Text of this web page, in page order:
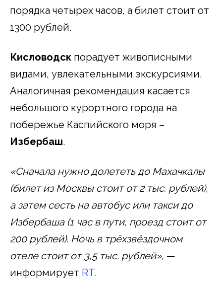
порядка четырех часов, а билет стоит от
1300 рублей.
Кисловодск порадует живописными
видами, увлекательными экскурсиями.
Аналогичная рекомендация касается
небольшого курортного города на
побережье Каспийского моря –
Избербаш.
«Сначала нужно долететь до Махачкалы
(билет из Москвы стоит от 2 тыс. рублей),
а затем сесть на автобус или такси до
Избербаша (1 час в пути, проезд стоит от
200 рублей). Ночь в трёхзвёздочном
отеле стоит от 3,5 тыс. рублей», —
информирует RT.